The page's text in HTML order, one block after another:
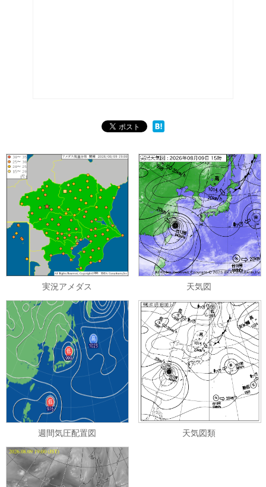
実況アメダス 天気図
週間気圧配置図 天気図類